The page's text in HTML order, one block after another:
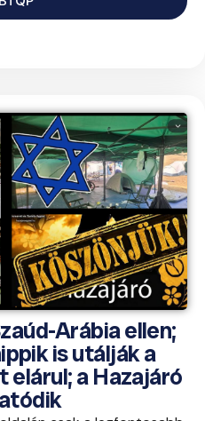
Arábia ellen;
is utálják a
elárul; a Hazajáró